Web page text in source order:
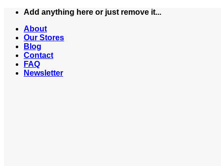
Skip
content
Add anything here or just remove it...
About
Our Stores
Blog
Contact
FAQ
Newsletter